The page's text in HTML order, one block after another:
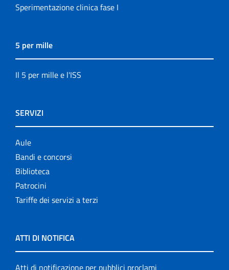
Sperimentazione clinica fase I
5 per mille
Il 5 per mille e l'ISS
SERVIZI
Aule
Bandi e concorsi
Biblioteca
Patrocini
Tariffe dei servizi a terzi
ATTI DI NOTIFICA
Atti di notificazione per pubblici proclami